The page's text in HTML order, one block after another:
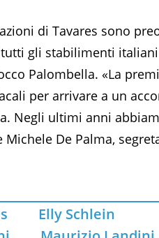
di Tavares sono
gli stabilimenti
Palombella. «La
per arrivare a un
Negli ultimi anni
De Palma,
Elly Schlein